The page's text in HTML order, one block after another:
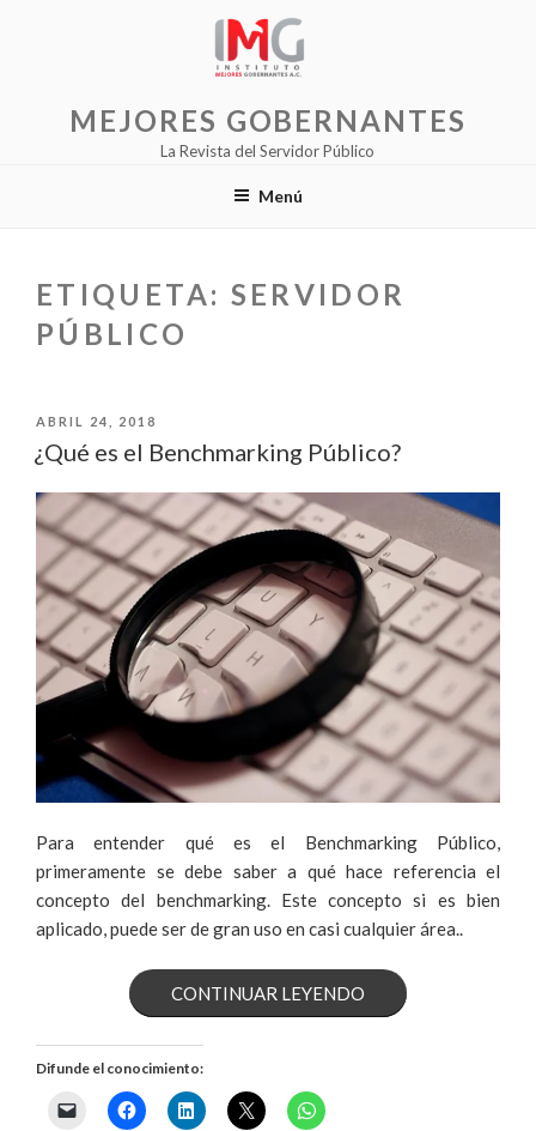
MEJORES GOBERNANTES
La Revista del Servidor Público
Menú
ETIQUETA: SERVIDOR
PÚBLICO
PUBLICADO
ABRIL 24, 2018
¿Qué es el Benchmarking Público?
Para entender qué es el Benchmarking Público,
primeramente se debe saber a qué hace referencia el
concepto del benchmarking. Este concepto si es bien
aplicado, puede ser de gran uso en casi cualquier área..
CONTINUAR LEYENDO«¿QUÉ
Difunde el conocimiento: